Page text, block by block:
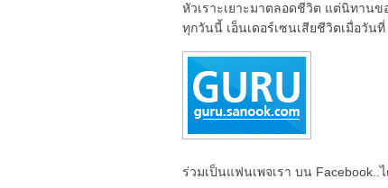
หัวเราะเยาะมาตลอดชีวิต แต่นิทาน
ทุกวันนี้ เอ็นเดอร์เซนเสียชีวิตเมื่อวัน
ร่วมเป็นแฟนเพจเรา บน Facebook..